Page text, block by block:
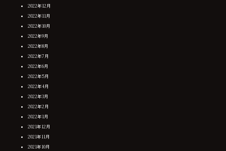
2022年12月
2022年11月
2022年10月
2022年9月
2022年8月
2022年7月
2022年6月
2022年5月
2022年4月
2022年3月
2022年2月
2022年1月
2021年12月
2021年11月
2021年10月